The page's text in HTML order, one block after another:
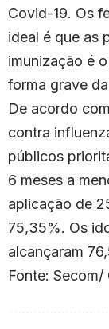
Covid-19. Os
ideal é que as
imunização é
forma grave
De acordo
contra
públicos
6 meses a
aplicação de
75,35%. Os
alcançaram
Fonte: